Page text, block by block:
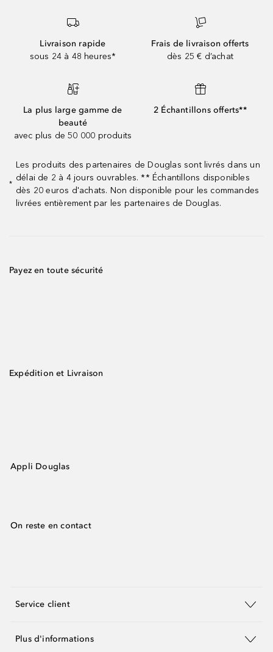
Livraison rapide
sous 24 à 48 heures*
Frais de livraison offerts
dès 25 € d’achat
La plus large gamme de
beauté
avec plus de 50 000 produits
2 Échantillons offerts**
*
Les produits des partenaires de Douglas sont livrés dans un
délai de 2 à 4 jours ouvrables. ** Échantillons disponibles
dès 20 euros d'achats. Non disponible pour les commandes
livrées entièrement par les partenaires de Douglas.
Payez en toute sécurité
Expédition et Livraison
Appli Douglas
On reste en contact
Service client
Plus d'informations